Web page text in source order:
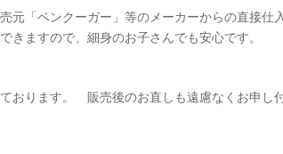
元「ベンクーガー」等のメーカーからの直接仕
ますので、細身のお子さんでも安心です。
おります。 販売後のお直しも遠慮なくお申し付